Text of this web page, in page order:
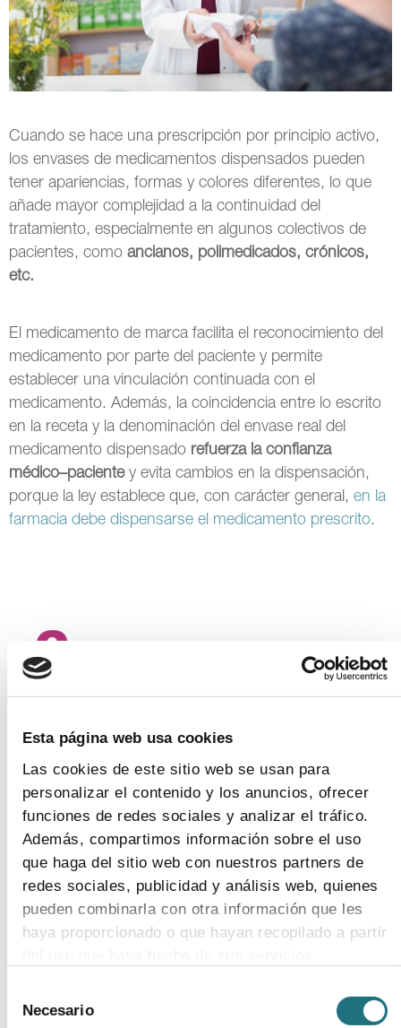
Esta página web usa cookies
Las cookies de este sitio web se usan para
personalizar el contenido y los anuncios, ofrecer
funciones de redes sociales y analizar el tráfico.
Además, compartimos información sobre el uso
que haga del sitio web con nuestros partners de
redes sociales, publicidad y análisis web, quienes
pueden combinarla con otra información que les
haya proporcionado o que hayan recopilado a partir
Para más información puede acceder a nuestra
Necesario
Cuando se hace una prescripción por principio activo,
los envases de medicamentos dispensados pueden
tener apariencias, formas y colores diferentes, lo que
añade mayor complejidad a la continuidad del
tratamiento, especialmente en algunos colectivos de
pacientes, comoancianos, polimedicados, crónicos,
etc.
El medicamento de marca facilita el reconocimiento del
medicamento por parte del paciente y permite
establecer una vinculación continuada con el
medicamento. Además, la coincidencia entre lo escrito
en la receta y la denominación del envase real del
medicamento dispensado refuerza la confianza
médico–pacientey evita cambios en la dispensación,
porque la ley establece que, con carácter general,en la
farmacia debe dispensarse el medicamento prescrito.
6
EL MEDICAMENTO DE MARCA
FAVORECE LA
FARMACOVIGILANCIA